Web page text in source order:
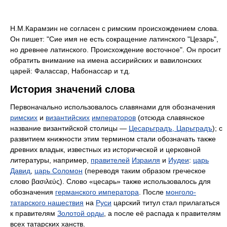
Н.М.Карамзин не согласен с римским происхождением слова.
Он пишет: "Сие имя не есть сокращение латинского "Цезарь",
но древнее латинского. Происхождение восточное". Он просит
обратить внимание на имена ассирийских и вавилонских
царей: Фалассар, Набонассар и т.д.
История значений слова
Первоначально использовалось славянами для обозначения
римских и византийских императоров (отсюда славянское
название византийской столицы — Цесарьградъ, Царьградъ); с
развитием книжности этим термином стали обозначать также
древних владык, известных из исторической и церковной
литературы, например, правителей Израиля и Иудеи: царь
Давид
царь Соломон (переводя таким образом греческое
слово βασιλεύς). Слово «цесарь» также использовалось для
обозначения германского императора . После монголо-
татарского нашествия на Руси царский титул стал прилагаться
к правителям Золотой орды , а после её распада к правителям
всех татарских ханств.